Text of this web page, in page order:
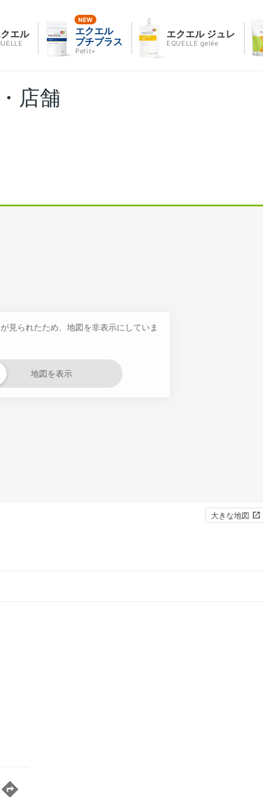
エル
エクエル
プチプラス
Petit+
エクエル ジュレ
EQUELLE gelée
店舗
見られたため、地図を非表示にしていま
地図を表示
大きな地図